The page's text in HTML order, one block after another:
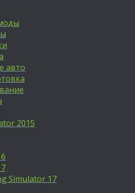
авто
2015
Simulator 17